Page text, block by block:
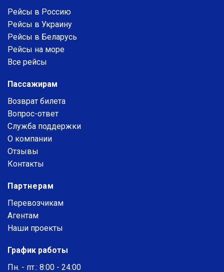
Рейсы в Россию
Рейсы в Украину
Рейсы в Беларусь
Рейсы на море
Все рейсы
Пассажирам
Возврат билета
Вопрос-ответ
Служба поддержки
О компании
Отзывы
Контакты
Партнерам
Перевозчикам
Агентам
Наши проекты
График работы
Пн. - пт.: 8:00 - 24:00